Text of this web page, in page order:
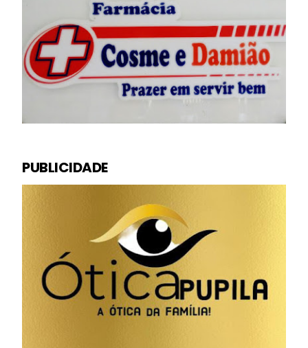
PUBLICIDADE